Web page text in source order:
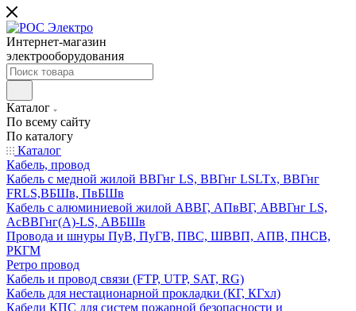
Интернет-магазин
электрооборудования
Каталог
По всему сайту
По каталогу
Каталог
Кабель, провод
Кабель с медной жилой ВВГнг LS, ВВГнг LSLTx, ВВГнг
FRLS,ВБШв, ПвБШв
Кабель с алюминиевой жилой АВВГ, АПвВГ, АВВГнг LS,
АсВВГнг(А)-LS, АВБШв
Провода и шнуры ПуВ, ПуГВ, ПВС, ШВВП, АПВ, ПНСВ,
РКГМ
Ретро провод
Кабель и провод связи (FTP, UTP, SAT, RG)
Кабель для нестационарной прокладки (КГ, КГхл)
Кабели КПС для систем пожарной безопасности и